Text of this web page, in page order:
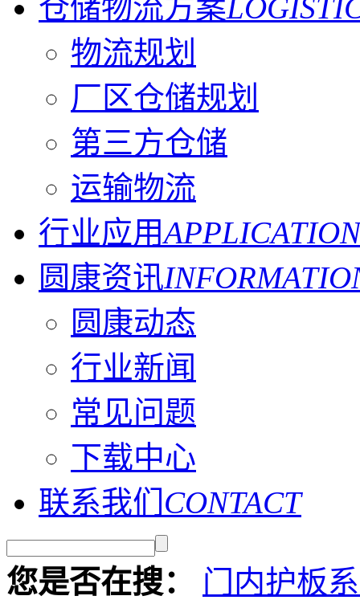
仓储物流方案
物流规划
厂区仓储规划
第三方仓储
运输物流
行业应用APPLICATION
圆康资讯
圆康动态
行业新闻
常见问题
下载中心
联系我们 CONTACT
您是否在搜：
门内护板